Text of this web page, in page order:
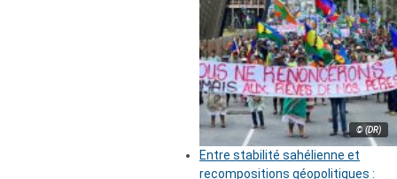
© (DR)
Entre stabilité sahélienne et
recompositions géopolitiques :